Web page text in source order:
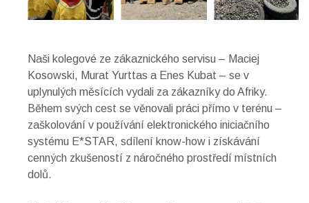
Naši kolegové ze zákaznického servisu – Maciej
Kosowski, Murat Yurttas a Enes Kubat – se v
uplynulých měsících vydali za zákazníky do Afriky.
Během svých cest se věnovali práci přímo v terénu –
zaškolování v používání elektronického iniciačního
systému E*STAR, sdílení know-how i získávání
cenných zkušeností z náročného prostředí místních
dolů.